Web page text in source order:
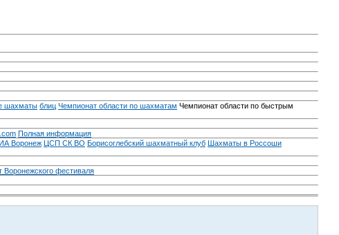
шахматы блиц Чемпионат области по шахматам Чемпионат области по быстрым
Полная информация
Воронеж ЦСП СК ВО Борисоглебский шахматный клуб Шахматы в Россоши
Воронежского фестиваля